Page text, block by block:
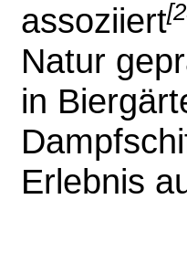
assoziiert
Natur
in
Erlebnis